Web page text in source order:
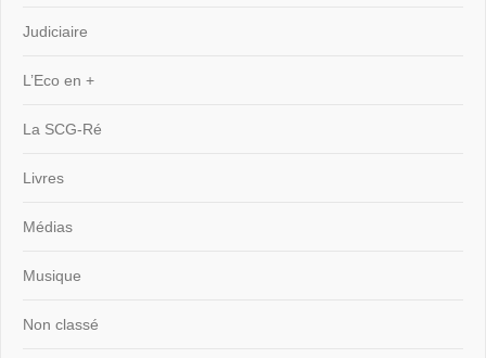
Judiciaire
L’Eco en +
La SCG-Ré
Livres
Médias
Musique
Non classé